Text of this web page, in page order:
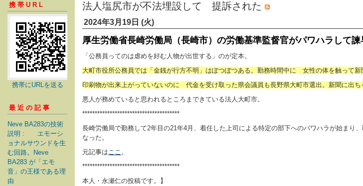
携帯URL
携帯にURLを送る
最近の記事
Neve BA283の技術
説明 : エモーシ
ョナルサウンドを生
む回路。Neve
BA283 が「エモ
音」の王様である理
由
法人塩尻市が不法埋設して 提訴された
2024年3月19日 (火)
厚生労働省長崎労働局（長崎市）の労働基準監督官がパワハラして諫
「公務員ってのは虐めを好む人物が出世する」のが定本。
大町市役所公務員では「金銭が行方不明」はぽつぽつある。勤務時間中に 女性の体を触って新
印刷物が出来上がっていないのに 代金を受け取った県会議員も長野県大町市選出。新聞に出ち
悪人が務めていると思われるところまできている法人大町市。
***************************************
長崎労働局で勤務して2年目の21年4月、着任した上司による特定の部下へのパワハラが始まり
なった。
元記事はここ 。
***************************************
本人・永瀬仁の投稿です。】